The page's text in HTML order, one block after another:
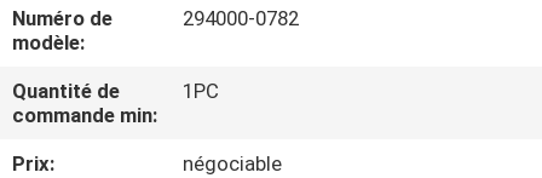
À
PROPOS
DE
NOUS
Numéro de
modèle:
294000-0782
Quantité de
commande min:
1PC
Prix:
négociable